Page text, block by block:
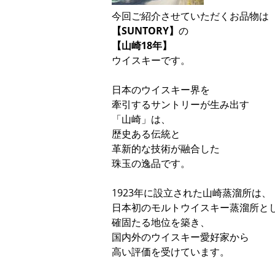
今回ご紹介させていただくお品物は
【SUNTORY】 の
【山崎18年】
ウイスキーです。
日本のウイスキー界を
牽引するサントリーが生み出す
「山崎」は、
歴史ある伝統と
革新的な技術が融合した
珠玉の逸品です。
1923年に設立された山崎蒸溜所は、
日本初のモルトウイスキー蒸溜所と
確固たる地位を築き、
国内外のウイスキー愛好家から
高い評価を受けています。